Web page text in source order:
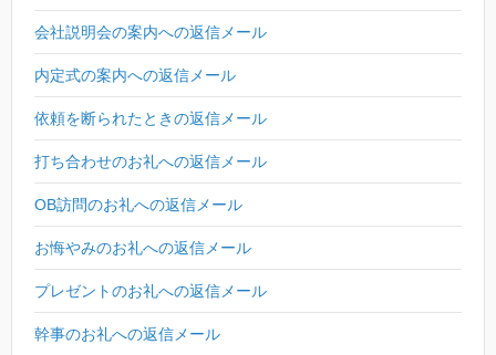
会社説明会の案内への返信メール
内定式の案内への返信メール
依頼を断られたときの返信メール
打ち合わせのお礼への返信メール
OB訪問のお礼への返信メール
お悔やみのお礼への返信メール
プレゼントのお礼への返信メール
幹事のお礼への返信メール